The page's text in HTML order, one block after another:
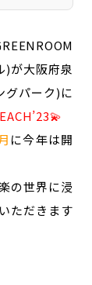
業100選
)が大阪府泉
グパーク)に
に今年は開
の世界に浸
ただきます